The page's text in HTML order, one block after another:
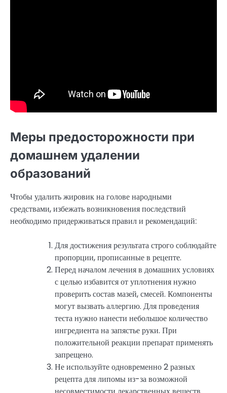
Меры предосторожности при
домашнем удалении
образований
Чтобы удалить жировик на голове народными
средствами, избежать возникновения последствий
необходимо придерживаться правил и рекомендаций:
Для достижения результата строго соблюдайте
пропорции, прописанные в рецепте.
Перед началом лечения в домашних условиях
с целью избавится от уплотнения нужно
проверить состав мазей, смесей. Компоненты
могут вызвать аллергию. Для проведения
теста нужно нанести небольшое количество
ингредиента на запястье руки. При
положительной реакции препарат применять
запрещено.
Не используйте одновременно 2 разных
рецепта для липомы из-за возможной